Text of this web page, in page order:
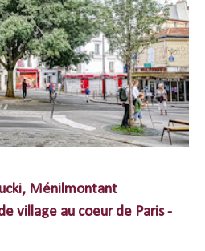
Ménilmontant
village au coeur de Paris -